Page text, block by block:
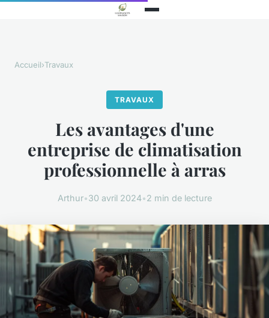
Accueil›Travaux
TRAVAUX
Les avantages d'une
entreprise de climatisation
professionnelle à arras
Arthur•30 avril 2024•2 min de lecture